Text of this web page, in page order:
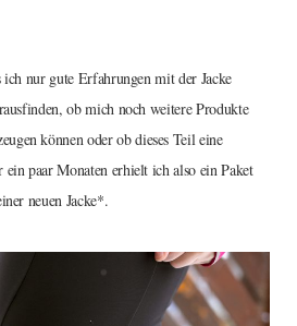
ich nur gute Erfahrungen mit der Jacke
ob mich noch weitere Produkte
können oder ob dieses Teil eine
paar Monaten erhielt ich also ein Paket
neuen Jacke*.